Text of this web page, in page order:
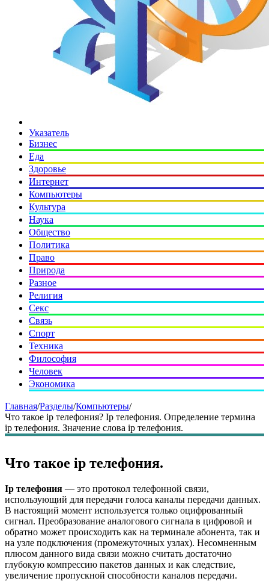
Указатель
Бизнес
Еда
Здоровье
Интернет
Компьютеры
Культура
Наука
Общество
Политика
Право
Природа
Разное
Религия
Секс
Связь
Спорт
Техника
Философия
Человек
Экономика
Главная/Разделы/Компьютеры/
Что такое ip телефония? Ip телефония. Определение термина
ip телефония. Значение слова ip телефония.
Что такое ip телефония.
Ip телефония — это протокол телефонной связи,
использующий для передачи голоса каналы передачи данных.
В настоящий момент используется только оцифрованный
сигнал. Преобразование аналогового сигнала в цифровой и
обратно может происходить как на терминале абонента, так и
на узле подключения (промежуточных узлах). Несомненным
плюсом данного вида связи можно считать достаточно
глубокую компрессию пакетов данных и как следствие,
увеличение пропускной способности каналов передачи.